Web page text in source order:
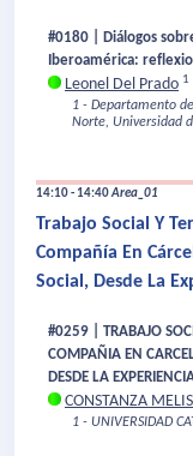
#0180 | Diálogos
Iberoamérica:
Leonel Del Prado 1
1 - Departamento
Norte, Universidad
14:10 - 14:40Area_01
Trabajo Social Y
Compañía En
Social, Desde La
#0259 | TRABAJO
COMPAÑIA EN
DESDE LA
CONSTANZA
1 - UNIVERSIDAD